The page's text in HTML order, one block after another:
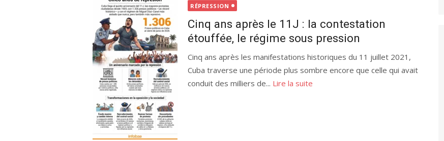
leRÉPRESSION
Cinq ans après le 11J : la contestation
étouffée, le régime sous pression
Cinq ans après les manifestations historiques du 11 juillet 2021,
Cuba traverse une période plus sombre encore que celle qui avait
conduit des milliers de... Lire la suite